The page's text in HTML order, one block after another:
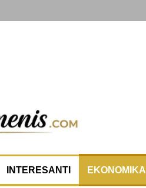
INTERESANTI EKONOMIKA